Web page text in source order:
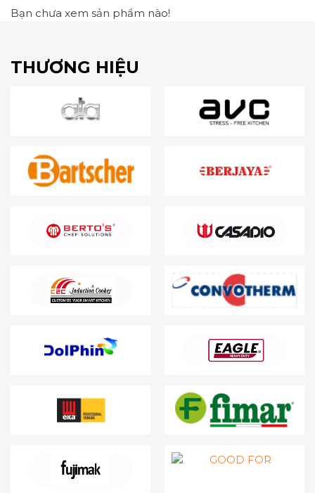
Bạn chưa xem sản phẩm nào!
THƯƠNG HIỆU